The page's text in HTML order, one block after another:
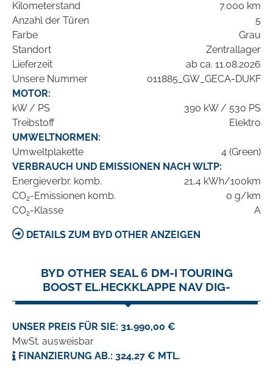
Kilometerstand
7.000 km
Anzahl der Türen
5
Farbe
Grau
Standort
Zentrallager
Lieferzeit
ab ca. 11.08.2026
Unsere Nummer
011885_GW_GECA-DUKF
MOTOR:
kW / PS
390 kW / 530 PS
Treibstoff
Elektro
UMWELTNORMEN:
Umweltplakette
4 (Green)
VERBRAUCH UND EMISSIONEN NACH WLTP:
Energieverbr. komb.
21,4 kWh/100km
CO2-Emissionen komb.
0 g/km
CO2-Klasse A
DETAILS ZUM BYD OTHER ANZEIGEN
BYD OTHER SEAL 6 DM-I TOURING
BOOST EL.HECKKLAPPE NAV DIG-
UNSER PREIS FÜR SIE: 31.990,00 €
MwSt. ausweisbar
FINANZIERUNG AB.: 324,27 € MTL.